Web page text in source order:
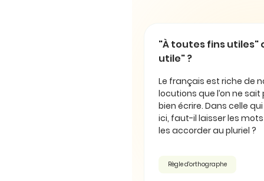
"À toutes fins utiles"
utile" ?
Le français est riche de
locutions que l’on ne
bien écrire. Dans celle
ici, faut-il laisser les
les accorder au pluriel ?
Règle d'orthographe